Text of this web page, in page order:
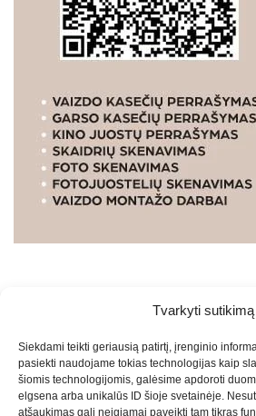
Tvarkyti sutikimą
Siekdami teikti geriausią patirtį, įrenginio
pasiekti naudojame tokias technologijas kaip
šiomis technologijomis, galėsime apdoroti
elgsena arba unikalūs ID šioje svetainėje.
atšaukimas gali neigiamai paveikti tam tikras
PASLAUGOS. SEO tekstų rašymas,
straipsnių rašymas ir talpinimas į
svetaines.2026Armijai.LTTheme: